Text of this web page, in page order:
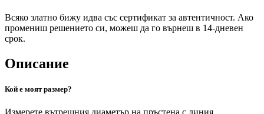
Всяко златно бижу идва със сертификат за автентичност. Ако
промениш решението си, можеш да го върнеш в 14-дневен
срок.
Описание
Кой е моят размер?